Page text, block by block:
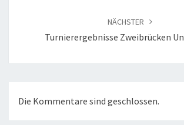
NÄCHSTER
Turnierergebnisse Zweibrücken
Die Kommentare sind geschlossen.